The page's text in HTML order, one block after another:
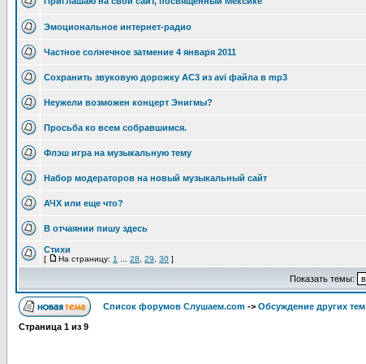
Эмоциональное интернет-радио
Частное солнечное затмение 4 января 2011
Сохранить звуковую дорожку AC3 из avi файла в mp3
Неужели возможен концерт Энигмы?
Просьба ко всем собравшимся.
Флэш игра на музыкальную тему
Набор модераторов на новый музыкальный сайт
АЧХ или еще что?
В отчаянии пишу здесь
Стихи
[ На страницу: 1 28 29 30 ]
Показать темы:
Список форумов Слушаем.com -> Обcуждение других тем
Страница 1 из 9